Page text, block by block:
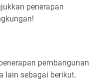
penerapan
pembangunan
lain sebagai berikut.